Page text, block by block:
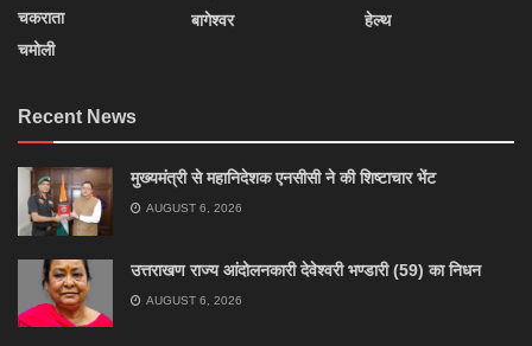
चकराता
चमोली
बागेश्वर
हेल्थ
Recent News
मुख्यमंत्री से महानिदेशक एनसीसी ने की शिष्टाचार भेंट
AUGUST 6, 2026
उत्तराखण राज्य आंदोलनकारी देवेश्वरी भण्डारी (59) का निधन
AUGUST 6, 2026